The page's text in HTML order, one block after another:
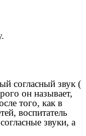
согласный звук (
он называет,
того, как в
воспитатель
звуки, а